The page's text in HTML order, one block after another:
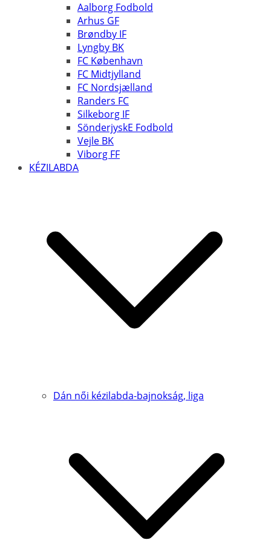
Aalborg Fodbold
Arhus GF
Brøndby IF
Lyngby BK
FC København
FC Midtjylland
FC Nordsjælland
Randers FC
Silkeborg IF
SönderjyskE Fodbold
Vejle BK
Viborg FF
KÉZILABDA
Dán női kézilabda-bajnokság, liga